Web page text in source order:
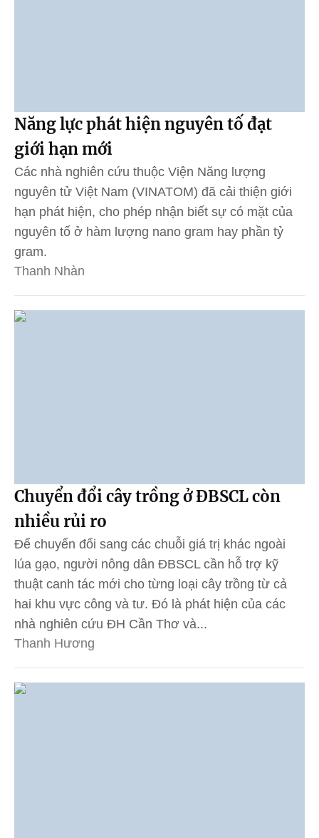
Năng lực phát hiện nguyên tố đạt
giới hạn mới
Các nhà nghiên cứu thuộc Viện Năng lượng
nguyên tử Việt Nam (VINATOM) đã cải thiện giới
hạn phát hiện, cho phép nhận biết sự có mặt của
nguyên tố ở hàm lượng nano gram hay phần tỷ
gram.
Thanh Nhàn
Chuyển đổi cây trồng ở ĐBSCL còn
nhiều rủi ro
Để chuyển đổi sang các chuỗi giá trị khác ngoài
lúa gạo, người nông dân ĐBSCL cần hỗ trợ kỹ
thuật canh tác mới cho từng loại cây trồng từ cả
hai khu vực công và tư. Đó là phát hiện của các
nhà nghiên cứu ĐH Cần Thơ và...
Thanh Hương